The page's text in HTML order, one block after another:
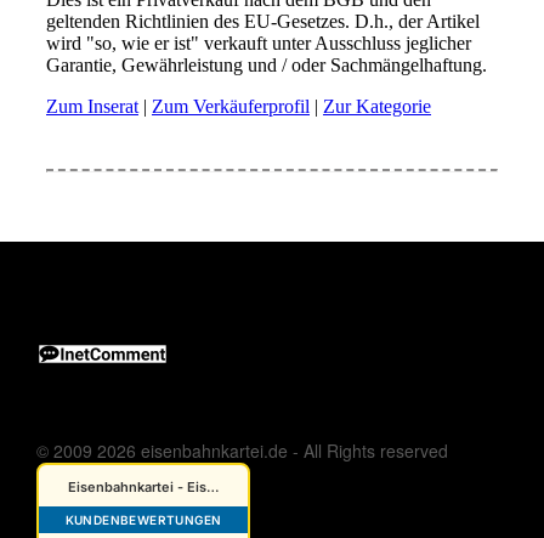
© 2009 2026 eisenbahnkartei.de - All Rights reserved